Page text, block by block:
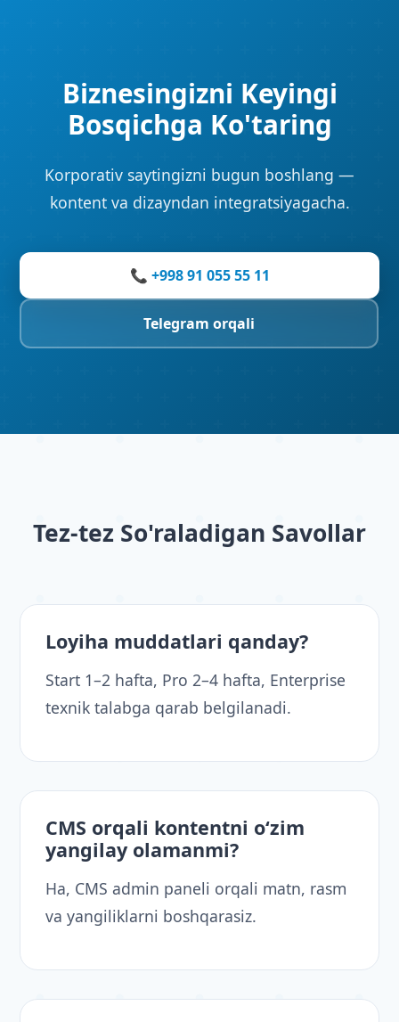
Biznesingizni Keyingi
Bosqichga Ko'taring
Korporativ saytingizni bugun boshlang —
kontent va dizayndan integratsiyagacha.
📞 +998 91 055 55 11
Telegram orqali
Tez-tez So'raladigan Savollar
Loyiha muddatlari qanday?
Start 1–2 hafta, Pro 2–4 hafta, Enterprise
texnik talabga qarab belgilanadi.
CMS orqali kontentni o‘zim
yangilay olamanmi?
Ha, CMS admin paneli orqali matn, rasm
va yangiliklarni boshqarasiz.